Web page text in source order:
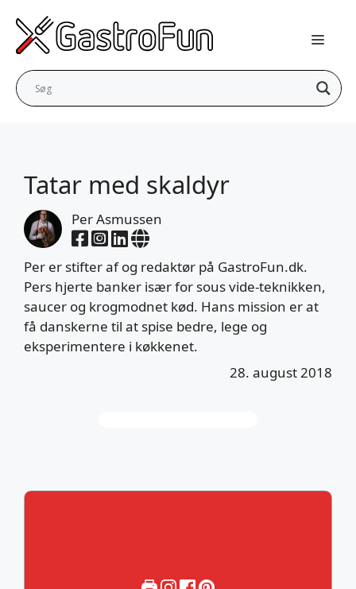
indhold
Tatar med skaldyr
Per Asmussen
Per er stifter af og redaktør på GastroFun.dk.
Pers hjerte banker især for sous vide-teknikken,
saucer og krogmodnet kød. Hans mission er at
få danskerne til at spise bedre, lege og
eksperimentere i køkkenet.
28. august 2018